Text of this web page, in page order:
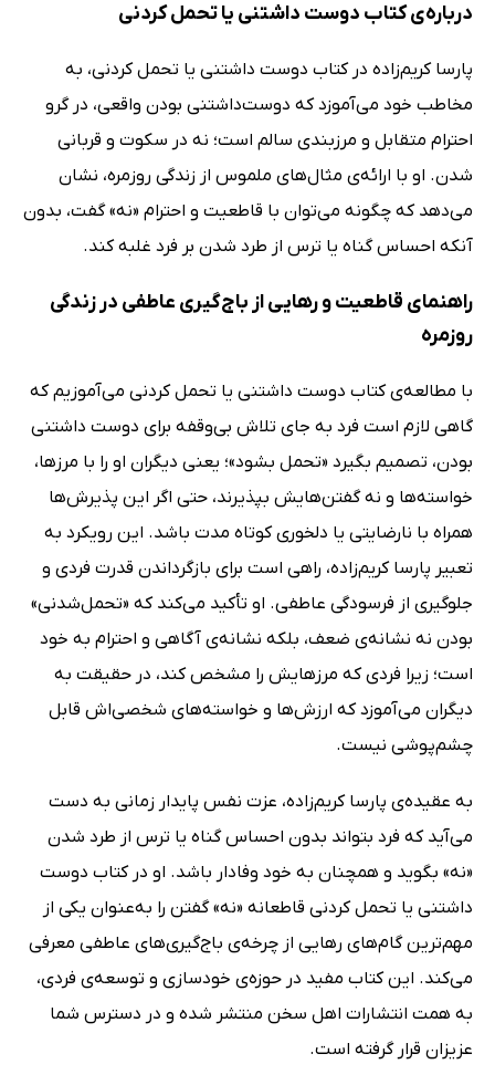
درباره‌ی کتاب دوست داشتنی یا تحمل کردنی
پارسا کریم‌زاده در کتاب دوست داشتنی یا تحمل کردنی، به
مخاطب خود می‌آموزد که دوست‌داشتنی بودن واقعی، در گرو
احترام متقابل و مرزبندی سالم است؛ نه در سکوت و قربانی
شدن. او با ارائه‌ی مثال‌های ملموس از زندگی روزمره، نشان
می‌دهد که چگونه می‌توان با قاطعیت و احترام «نه» گفت، بدون
آنکه احساس گناه یا ترس از طرد شدن بر فرد غلبه کند.
راهنمای قاطعیت و رهایی از باج‌گیری عاطفی در زندگی
روزمره
با مطالعه‌ی کتاب دوست داشتنی یا تحمل کردنی می‌آموزیم که
گاهی لازم است فرد به جای تلاش بی‌وقفه برای دوست داشتنی
بودن، تصمیم بگیرد «تحمل بشود»؛ یعنی دیگران او را با مرزها،
خواسته‌ها و نه گفتن‌هایش بپذیرند، حتی اگر این پذیرش‌ها
همراه با نارضایتی یا دلخوری کوتاه مدت باشد. این رویکرد به
تعبیر پارسا کریم‌زاده، راهی است برای بازگرداندن قدرت فردی و
جلوگیری از فرسودگی عاطفی. او تأکید می‌کند که «تحمل‌شدنی»
بودن نه نشانه‌ی ضعف، بلکه نشانه‌ی آگاهی و احترام به خود
است؛ زیرا فردی که مرزهایش را مشخص کند، در حقیقت به
دیگران می‌آموزد که ارزش‌ها و خواسته‌های شخصی‌اش قابل
چشم‌پوشی نیست.
به عقیده‌ی پارسا کریم‌زاده، عزت نفس پایدار زمانی به دست
می‌آید که فرد بتواند بدون احساس گناه یا ترس از طرد شدن
«نه» بگوید و همچنان به خود وفادار باشد. او در کتاب دوست
داشتنی یا تحمل کردنی قاطعانه «نه» گفتن را به‌عنوان یکی از
مهم‌ترین گام‌های رهایی از چرخه‌ی باج‌گیری‌های عاطفی معرفی
می‌کند. این کتاب مفید در حوزه‌ی خودسازی و توسعه‌ی فردی،
به همت انتشارات اهل سخن منتشر شده و در دسترس شما
عزیزان قرار گرفته است.